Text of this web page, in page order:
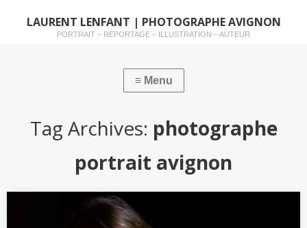
LAURENT LENFANT | PHOTOGRAPHE AVIGNON
PORTRAIT – REPORTAGE – ILLUSTRATION – AUTEUR
Tag Archives: photographe
portrait avignon